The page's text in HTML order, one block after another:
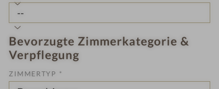
Bevorzugte Zimmerkategorie &
Verpflegung
ZIMMERTYP *